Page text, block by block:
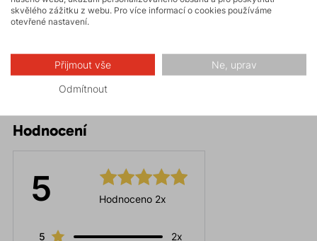
Parametry
Hodnocení
5 Hodnoceno 2x
5
2x
skvělého zážitku z webu. Pro více informací o cookies používáme
otevřené nastavení.
Přijmout vše Ne, uprav
Odmítnout